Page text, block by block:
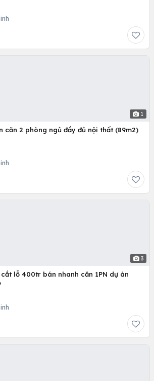
1
căn 2 phòng ngủ đầy đủ nội thất (89m2)
3
lỗ 400tr bán nhanh căn 1PN dự án